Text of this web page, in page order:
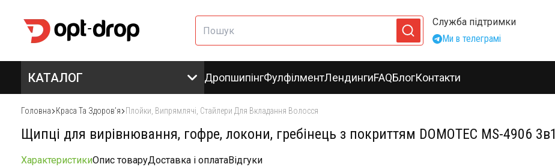
Служба підтримки
Ми в телеграмі
КАТАЛОГ ДропшипінгФулфілментЛендингиFAQБлогКонтакти
Головна Краса Та Здоровʼя Плойки, Випрямлячі, Стайлери Для Вкладання Волосся
Щипці для вирівнювання, гофре, локони, гребінець з покриттям DOMOTEC MS-4906 3в1
ХарактеристикиОпис товаруДоставка і оплатаВідгуки